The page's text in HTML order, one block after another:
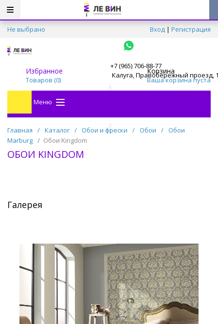
Не выбрано Вход | Регистрация
+7 (965) 706-88-77
Калуга, Правобережный проезд,
Избранное
Товаров (0)
Корзина
Ваша корзина пуста
Меню
Главная / Каталог / Обои и фрески / Обои / Обои
Marburg / Обои Kingdom
ОБОИ KINGDOM
Галерея